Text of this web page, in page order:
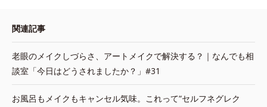
関連記事
老眼のメイクしづらさ、アートメイクで解決する？｜なんでも相
談室「今日はどうされましたか？」#31
お風呂もメイクもキャンセル気味。これって“セルフネグレク